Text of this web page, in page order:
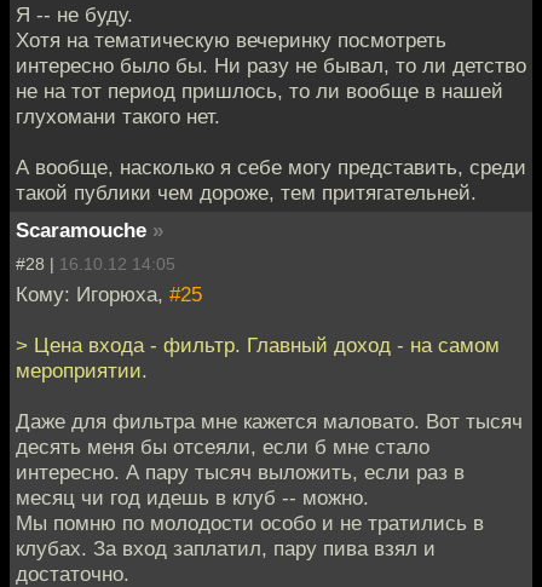
Я -- не буду.
Хотя на тематическую вечеринку посмотреть
интересно было бы. Ни разу не бывал, то ли детство
не на тот период пришлось, то ли вообще в нашей
глухомани такого нет.
А вообще, насколько я себе могу представить, среди
такой публики чем дороже, тем притягательней.
Scaramouche »
#28 | 16.10.12 14:05
Кому: Игорюха, #25
> Цена входа - фильтр. Главный доход - на самом
мероприятии.
Даже для фильтра мне кажется маловато. Вот тысяч
десять меня бы отсеяли, если б мне стало
интересно. А пару тысяч выложить, если раз в
месяц чи год идешь в клуб -- можно.
Мы помню по молодости особо и не тратились в
клубах. За вход заплатил, пару пива взял и
достаточно.